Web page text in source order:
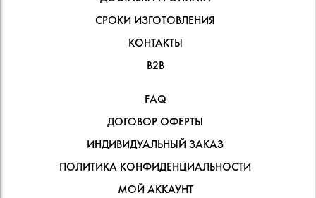
СРОКИ ИЗГОТОВЛЕНИЯ
КОНТАКТЫ
В2В
FAQ
ДОГОВОР ОФЕРТЫ
ИНДИВИДУАЛЬНЫЙ ЗАКАЗ
ПОЛИТИКА КОНФИДЕНЦИАЛЬНОСТИ
МОЙ АККАУНТ